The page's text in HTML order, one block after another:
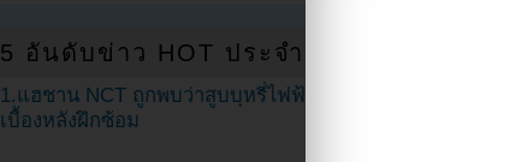
หากไม่ต้
5 อันดับข่าว HOT ประจำสัปดาห์
1.แฮชาน NCT ถูกพบว่าสูบบุหรี่ไฟฟ้าในวิดีโอ
เบื้องหลังฝึกซ้อม